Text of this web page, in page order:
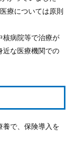
療については原則
核病院等で治療が
近な医療機関での
養で、保険導入を